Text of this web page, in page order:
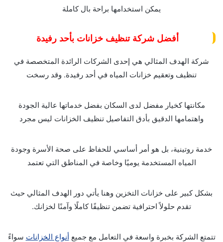
يمكن استخدامها براحة بال كاملة
أفضل شركة تنظيف خزانات بأحد رفيدة
شركة الهدف المثالي هي إحدى الشركات الرائدة المتخصصة في
تنظيف وتعقيم خزانات المياه في أحد رفيدة. وقد رسخت
مكانتها كخيار مفضل لدى السكان بفضل خدماتها عالية الجودة
واهتمامها الدقيق بأدق التفاصيل تنظيف الخزانات ليس مجرد
خدمة روتينية، بل هو أمر أساسي للحفاظ على صحة الأسرة وجودة
المياه المستخدمة يوميًا وخاصة في المناطق التي تعتمد
بشكل كبير على خزانات التخزين وهنا يأتي دور الهدف المثالي حيث
تقدم حلولاً احترافية تضمن تنظيفًا كاملًا وآمنًا لخزانك.
تتمتع الشركة بخبرة واسعة في التعامل مع جميعأنواع الخزانات سواءً